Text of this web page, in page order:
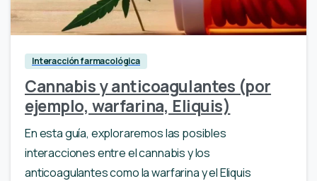
Interacción farmacológica
Cannabis y anticoagulantes (por
ejemplo, warfarina, Eliquis)
En esta guía, exploraremos las posibles
interacciones entre el cannabis y los
anticoagulantes como la warfarina y el Eliquis